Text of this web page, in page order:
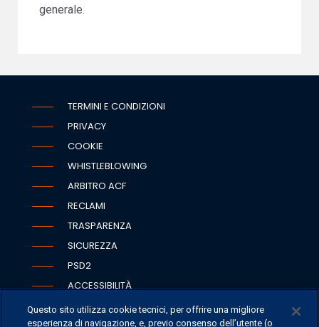
generale.
TERMINI E CONDIZIONI
PRIVACY
COOKIE
WHISTLEBLOWING
ARBITRO ACF
RECLAMI
TRASPARENZA
SICUREZZA
PSD2
ACCESSIBILITÀ
Questo sito utilizza cookie tecnici, per offrire una migliore
esperienza di navigazione, e, previo consenso dell’utente (o